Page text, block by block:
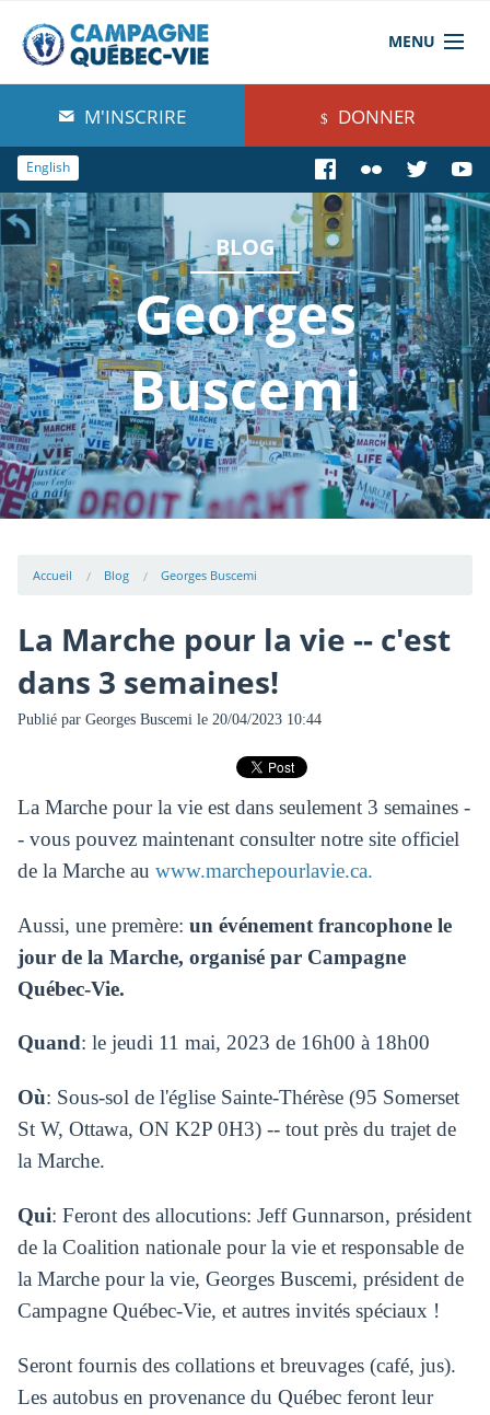
MENU
À propos de nous
Blog
Comprendre
Agir
Boutique
M'INSCRIRE DONNER
English
BLOG
Georges
Buscemi
Accueil Blog Georges Buscemi
La Marche pour la vie -- c'est
dans 3 semaines!
Publié par Georges Buscemile 20/04/2023 10:44
La Marche pour la vie est dans seulement 3 semaines -
- vous pouvez maintenant consulter notre site officiel
de la Marche au www.marchepourlavie.ca.
Aussi, une premère: un événement francophone le
jour de la Marche, organisé par Campagne
Québec-Vie.
Quand: le jeudi 11 mai, 2023 de 16h00 à 18h00
Où: Sous-sol de l'église Sainte-Thérèse (95 Somerset
St W, Ottawa, ON K2P 0H3) -- tout près du trajet de
la Marche.
Qui: Feront des allocutions: Jeff Gunnarson, président
de la Coalition nationale pour la vie et responsable de
la Marche pour la vie, Georges Buscemi, président de
Campagne Québec-Vie, et autres invités spéciaux !
Seront fournis des collations et breuvages (café, jus).
Les autobus en provenance du Québec feront leur